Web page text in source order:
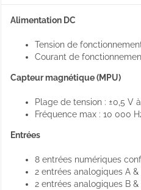
Alimentation DC
Tension de
Courant de
Capteur magnétique (MPU)
Plage de tension : ±0,5 V
Fréquence max : 10 000
Entrées
8 entrées numériques
2 entrées analogiques A
2 entrées analogiques B